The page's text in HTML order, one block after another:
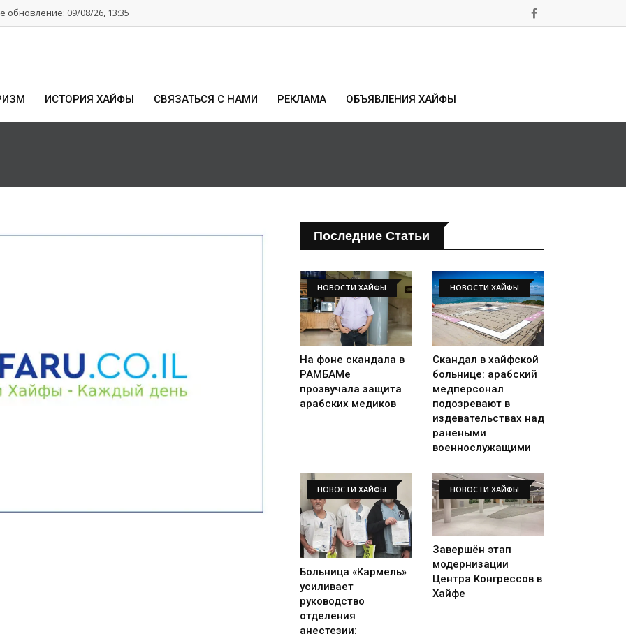
обновление: 09/08/26, 13:35
ИСТОРИЯ ХАЙФЫ СВЯЗАТЬСЯ С НАМИ РЕКЛАМА ОБЪЯВЛЕНИЯ ХАЙФЫ
Последние Статьи
НОВОСТИ ХАЙФЫ
На фоне скандала в
РАМБАМе
прозвучала защита
арабских медиков
НОВОСТИ ХАЙФЫ
Скандал в хайфской
больнице: арабский
медперсонал
подозревают в
издевательствах над
ранеными
военнослужащими
НОВОСТИ ХАЙФЫ
Больница «Кармель»
усиливает
руководство
отделения
анестезии:
НОВОСТИ ХАЙФЫ
Завершён этап
модернизации
Центра Конгрессов в
Хайфе